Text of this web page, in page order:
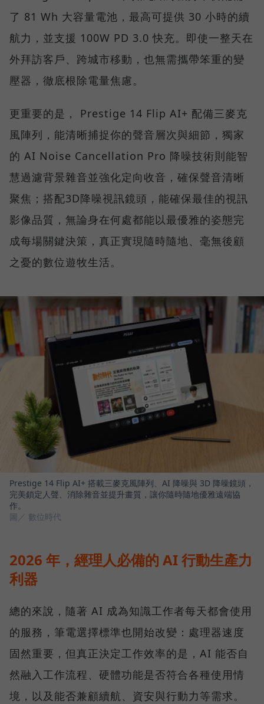
了 81 Wh 大容量電池，最高可提供 30 小時的續
航力，並支援 100W PD 3.0 快充。即使一整天在
外拜訪客戶、跨城市移動，也無需攜帶笨重的變
壓器，徹底根除電量焦慮。
更重要的是， Prestige 14 Flip AI+ 配備三麥克
風陣列，能清晰捕捉你的聲音層次與細節，獨家
的 AI Noise Cancellation Pro 降噪技術則能智
慧過濾背景雜音並強化定向收音，確保聲音清晰
聚焦；搭配3D降噪視訊鏡頭，能確保最佳的視訊
影像品質，無論身在何處都能以最優雅的姿態完
成每場關鍵決策，真正實現隨時隨地、毫無後顧
之憂的數位遊牧生活。
Prestige 14 Flip AI+ 搭載三麥克風陣列、AI 降噪與 3D 降噪鏡頭，
完美鎖定人聲、消除雜音並提升畫質，讓你隨時隨地優雅遠端協
作。
圖／ 數位時代
2026 年，經理人必備的 AI 行動生產力
利器
總的來說，隨著 AI 成為知識工作者每天都會使用
的服務，筆電選擇標準也開始改變：處理器速度
固然重要，但真正決定工作效率的是，AI 能否自
然融入工作流程、硬體功能是否符合各種使用情
境，以及能否兼顧續航、資安與行動力等需求。